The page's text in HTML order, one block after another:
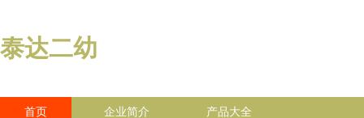
泰达二幼
首页 企业简介 产品大全